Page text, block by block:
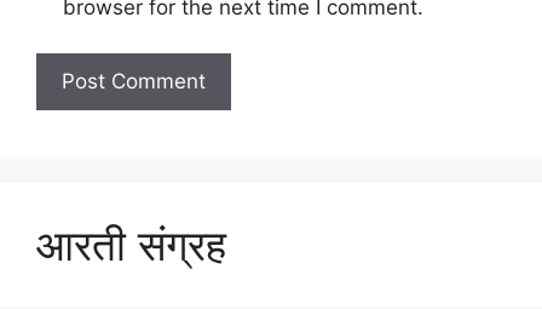
browser for the next time I comment.
आरती संग्रह